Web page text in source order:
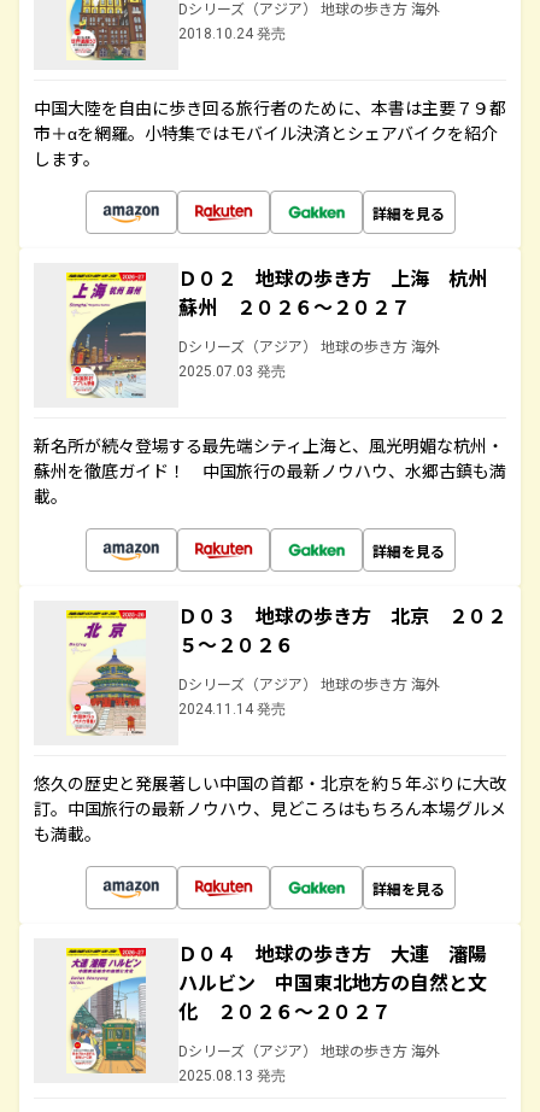
Dシリーズ（アジア） 地球の歩き方 海外
2018.10.24 発売
中国大陸を自由に歩き回る旅行者のために、本書は主要７９都
市＋αを網羅。小特集ではモバイル決済とシェアバイクを紹介
します。
詳細を見る
Ｄ０２ 地球の歩き方 上海 杭州
蘇州 ２０２６～２０２７
Dシリーズ（アジア） 地球の歩き方 海外
2025.07.03 発売
新名所が続々登場する最先端シティ上海と、風光明媚な杭州・
蘇州を徹底ガイド！ 中国旅行の最新ノウハウ、水郷古鎮も満
載。
詳細を見る
Ｄ０３ 地球の歩き方 北京 ２０２
５～２０２６
Dシリーズ（アジア） 地球の歩き方 海外
2024.11.14 発売
悠久の歴史と発展著しい中国の首都・北京を約５年ぶりに大改
訂。中国旅行の最新ノウハウ、見どころはもちろん本場グルメ
も満載。
詳細を見る
Ｄ０４ 地球の歩き方 大連 瀋陽
ハルビン 中国東北地方の自然と文
化 ２０２６～２０２７
Dシリーズ（アジア） 地球の歩き方 海外
2025.08.13 発売